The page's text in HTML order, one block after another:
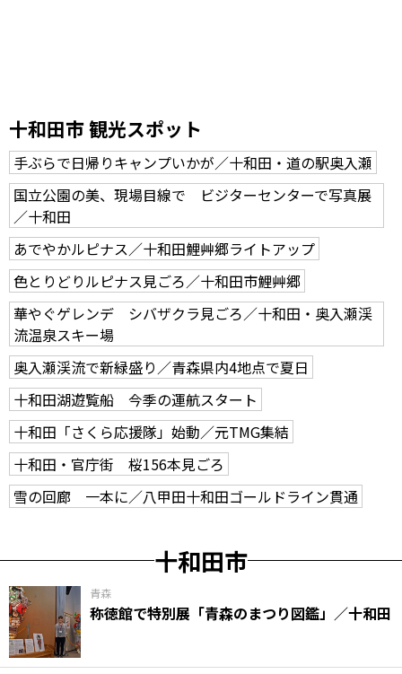
十和田市 観光スポット
手ぶらで日帰りキャンプいかが／十和田・道の駅奥入瀬
国立公園の美、現場目線で ビジターセンターで写真展
／十和田
あでやかルピナス／十和田鯉艸郷ライトアップ
色とりどりルピナス見ごろ／十和田市鯉艸郷
華やぐゲレンデ シバザクラ見ごろ／十和田・奥入瀬渓
流温泉スキー場
奥入瀬渓流で新緑盛り／青森県内4地点で夏日
十和田湖遊覧船 今季の運航スタート
十和田「さくら応援隊」始動／元TMG集結
十和田・官庁街 桜156本見ごろ
雪の回廊 一本に／八甲田十和田ゴールドライン貫通
十和田市
青森
称徳館で特別展「青森のまつり図鑑」／十和田